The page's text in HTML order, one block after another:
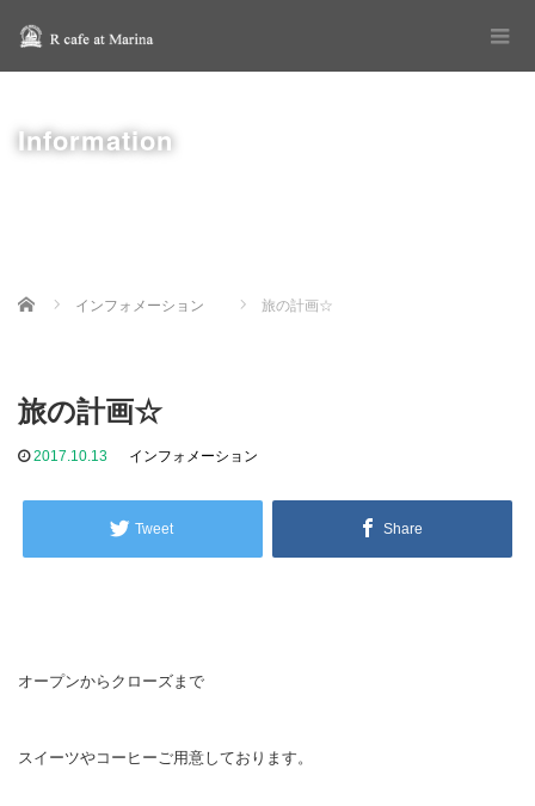
Information
Home インフォメーション 旅の計画☆
旅の計画☆
2017.10.13 インフォメーション
Tweet Share
オープンからクローズまで
スイーツやコーヒーご用意しております。